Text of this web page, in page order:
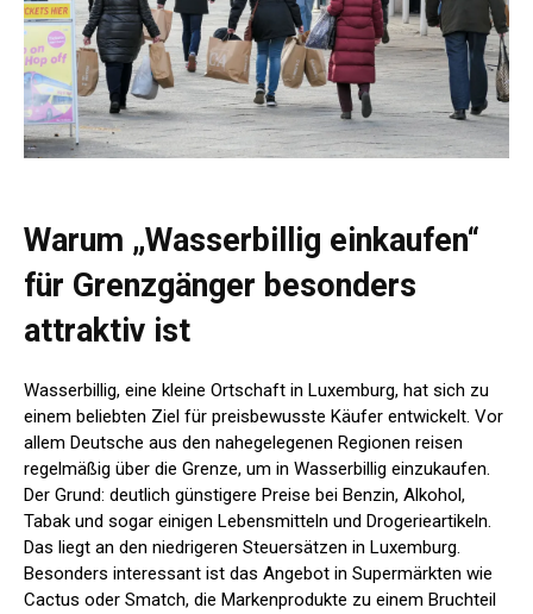
Warum „Wasserbillig einkaufen“
für Grenzgänger besonders
attraktiv ist
Wasserbillig, eine kleine Ortschaft in Luxemburg, hat sich zu
einem beliebten Ziel für preisbewusste Käufer entwickelt. Vor
allem Deutsche aus den nahegelegenen Regionen reisen
regelmäßig über die Grenze, um in Wasserbillig einzukaufen.
Der Grund: deutlich günstigere Preise bei Benzin, Alkohol,
Tabak und sogar einigen Lebensmitteln und Drogerieartikeln.
Das liegt an den niedrigeren Steuersätzen in Luxemburg.
Besonders interessant ist das Angebot in Supermärkten wie
Cactus oder Smatch, die Markenprodukte zu einem Bruchteil